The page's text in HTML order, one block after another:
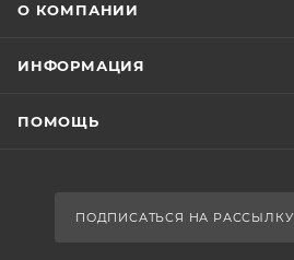
О КОМПАНИИ
ИНФОРМАЦИЯ
ПОМОЩЬ
ПОДПИСАТЬСЯ НА РАССЫЛКУ